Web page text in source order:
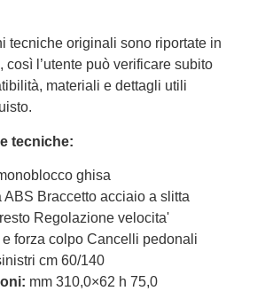
tecniche originali sono riportate in
così l’utente può verificare subito
materiali e dettagli utili
tecniche:
ghisa
ABS Braccetto acciaio a slitta
Regolazione velocita'
forza colpo Cancelli pedonali
cm 60/140
mm 310,0×62 h 75,0